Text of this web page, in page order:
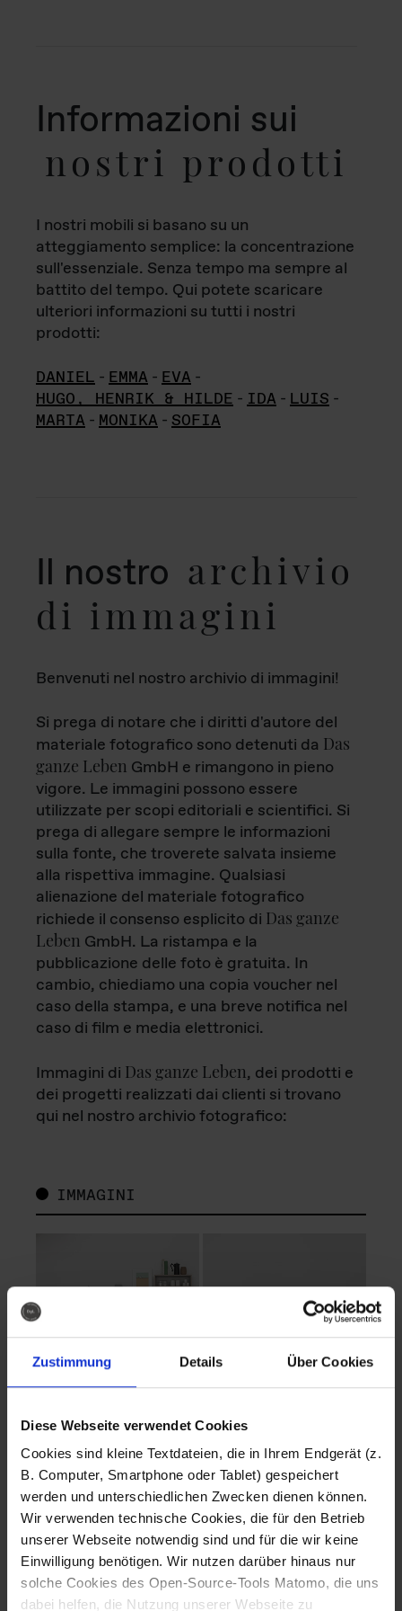
Zustimmung Details Über Cookies
Diese Webseite verwendet Cookies
Cookies sind kleine Textdateien, die in Ihrem Endgerät (z.
B. Computer, Smartphone oder Tablet) gespeichert
werden und unterschiedlichen Zwecken dienen können.
Wir verwenden technische Cookies, die für den Betrieb
unserer Webseite notwendig sind und für die wir keine
Einwilligung benötigen. Wir nutzen darüber hinaus nur
solche Cookies des Open-Source-Tools Matomo, die uns
dabei helfen, die Nutzung unserer Webseite zu
Informazioni sui
nostri prodotti
I nostri mobili si basano su un
atteggiamento semplice: la concentrazione
sull'essenziale. Senza tempo ma sempre al
battito del tempo. Qui potete scaricare
ulteriori informazioni su tutti i nostri
prodotti:
DANIEL - EMMA - EVA -
HUGO, HENRIK & HILDE - IDA - LUIS -
MARTA - MONIKA - SOFIA
Il nostro archivio
di immagini
Benvenuti nel nostro archivio di immagini!
Si prega di notare che i diritti d'autore del
materiale fotografico sono detenuti da Das
ganze Leben GmbH e rimangono in pieno
vigore. Le immagini possono essere
utilizzate per scopi editoriali e scientifici. Si
prega di allegare sempre le informazioni
sulla fonte, che troverete salvata insieme
alla rispettiva immagine. Qualsiasi
alienazione del materiale fotografico
richiede il consenso esplicito di Das ganze
Leben GmbH. La ristampa e la
pubblicazione delle foto è gratuita. In
cambio, chiediamo una copia voucher nel
caso della stampa, e una breve notifica nel
caso di film e media elettronici.
Immagini di Das ganze Leben, dei prodotti e
dei progetti realizzati dai clienti si trovano
qui nel nostro archivio fotografico:
IMMAGINI
Fotografo: Lorenz
Sternbach
Download
Fotografo: Lorenz
Sternbach
Download